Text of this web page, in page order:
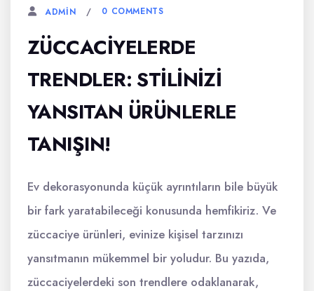
ADMIN 0 COMMENTS
ZÜCCACIYELERDE
TRENDLER: STILINIZI
YANSITAN ÜRÜNLERLE
TANIŞIN!
Ev dekorasyonunda küçük ayrıntıların bile büyük
bir fark yaratabileceği konusunda hemfikiriz. Ve
züccaciye ürünleri, evinize kişisel tarzınızı
yansıtmanın mükemmel bir yoludur. Bu yazıda,
züccaciyelerdeki son trendlere odaklanarak,